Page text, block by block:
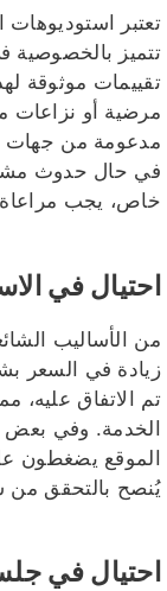
تعتبر
تتميز بالخصوصية
تقييمات موثوقة
مرضية أو نزاعات
مدعومة من جهات
في حال حدوث
خاص، يجب مراعاة
احتيال في
من الأساليب
زيادة في السعر
تم الاتفاق عليه،
الخدمة. وفي بعض
الموقع يضغطون
يُنصح بالتحقق من
احتيال في